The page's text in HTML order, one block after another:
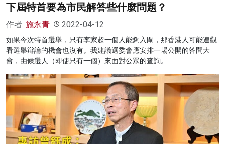
下屆特首要為市民解答些什麼問題？
作者: 施永青 2022-04-12
如果今次特首選舉，只有李家超一個人能夠入閘，那香港人可能連觀
看選舉辯論的機會也沒有。我建議選委會應安排一場公開的答問大
會，由候選人（即使只有一個）來面對公眾的查詢。